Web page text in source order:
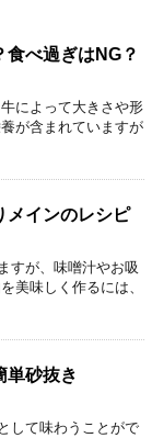
べ過ぎはNG？
によって大きさや形
が含まれていますが
メインのレシピ
すが、味噌汁やお吸
美味しく作るには、
単砂抜き
して味わうことがで